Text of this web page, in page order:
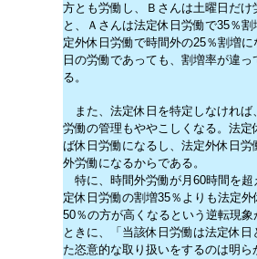
方とも労働し、Ｂさんは土曜日だけ
と、Ａさんは法定休日労働で35％
定外休日労働で時間外の25％割増
日の労働であっても、割増率が違っ
る。
また、法定休日を特定しなければ
労働の管理もややこしくなる。法定
ば休日労働になるし、法定外休日労
外労働になるからである。
特に、時間外労働が月60時間を超
定休日労働の割増35％よりも法定
50％の方が高くなるという逆転現
ときに、「当該休日労働は法定休日
た恣意的な取り扱いをするのは明ら